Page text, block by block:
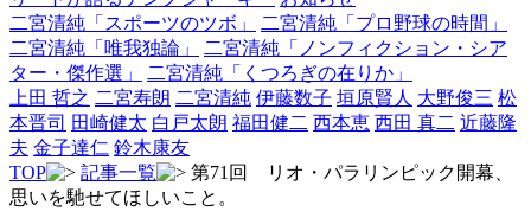
二宮清純「スポーツのツボ」
二宮清純「プロ野球の時間」
二宮清純「唯我独論」
二宮清純「ノンフィクション・シア
ター・傑作選」
二宮清純「くつろぎの在りか」
上田 哲之 二宮寿朗 二宮清純 伊藤数子 垣原賢人 大野俊三 松
本晋司 田崎健太 白戸太朗 福田健二 西本恵 西田 真二 近藤隆
夫 金子達仁 鈴木康友
TOP
記事一覧
第71回 リオ・パラリンピック開幕、
思いを馳せてほしいこと。